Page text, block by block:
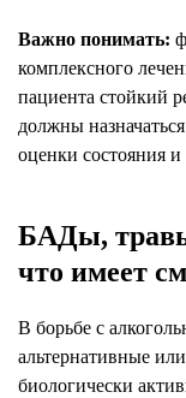
Важно понимать:
комплексного
пациента стойкий
должны
оценки состояния и
БАДы,
что имеет
В борьбе с
альтернативные
биологически